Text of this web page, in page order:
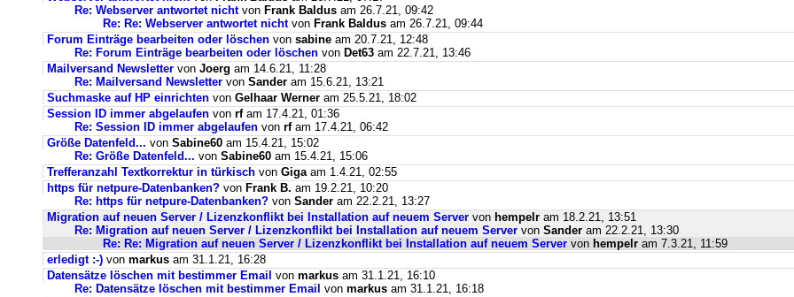
Re: Webserver antwortet nichtvon Frank Baldus am 26.7.21, 09:42
Re: Re: Webserver antwortet nichtvon Frank Baldus am 26.7.21, 09:44
Forum Einträge bearbeiten oder löschen von sabine am 20.7.21, 12:48
Re: Forum Einträge bearbeiten oder löschen von Det63 am 22.7.21, 13:46
Mailversand Newsletter von Joerg am 14.6.21, 11:28
Re: Mailversand Newsletter von Sander am 15.6.21, 13:21
Suchmaske auf HP einrichten von Gelhaar Werner am 25.5.21, 18:02
Session ID immer abgelaufen von rfam 17.4.21, 01:36
Re: Session ID immer abgelaufen von rfam 17.4.21, 06:42
Größe Datenfeld... von Sabine60 am 15.4.21, 15:02
Re: Größe Datenfeld... von Sabine60 am 15.4.21, 15:06
Trefferanzahl Textkorrektur in türkisch von Gigaam 1.4.21, 02:55
https für netpure-Datenbanken? von Frank B. am 19.2.21, 10:20
Re: https für netpure-Datenbanken? von Sander am 22.2.21, 13:27
Migration auf neuen Server / Lizenzkonflikt bei Installation auf neuem Server von hempelr am 18.2.21, 13:51
Re: Migration auf neuen Server / Lizenzkonflikt bei Installation auf neuem Server von Sander am 22.2.21, 13:30
Re: Re: Migration auf neuen Server / Lizenzkonflikt bei Installation auf neuem Server von hempelr am 7.3.21, 11:59
erledigt :-) von markus am 31.1.21, 16:28
Datensätze löschen mit bestimmer Email von markus am 31.1.21, 16:10
Re: Datensätze löschen mit bestimmer Email von markus am 31.1.21, 16:18